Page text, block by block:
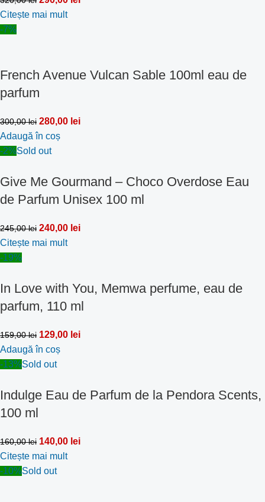
Citește mai mult
-7%
French Avenue Vulcan Sable 100ml eau de
parfum
300,00lei 280,00 lei
Adaugă în coș
-2%Sold out
Give Me Gourmand – Choco Overdose Eau
de Parfum Unisex 100 ml
245,00lei 240,00 lei
Citește mai mult
-19%
In Love with You, Memwa perfume, eau de
parfum, 110 ml
159,00lei 129,00 lei
Adaugă în coș
-13%Sold out
Indulge Eau de Parfum de la Pendora Scents,
100 ml
160,00lei 140,00 lei
Citește mai mult
-10%Sold out